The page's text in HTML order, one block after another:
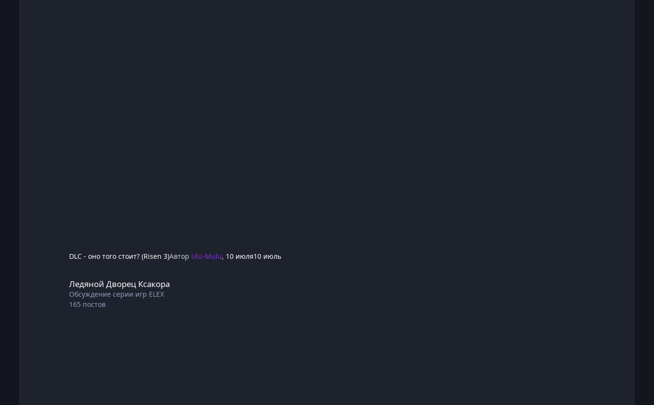
DLC - оно того стоит? (Risen 3)Автор Ulu-Mulu, 10 июля10 июль
Ледяной Дворец Ксакора
Обсуждение серии игр ELEX
165 постов